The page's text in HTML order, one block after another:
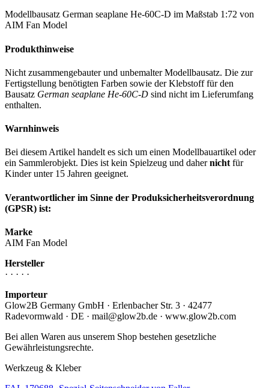
Modellbausatz German seaplane He-60C-D im Maßstab 1:72 von
AIM Fan Model
Produkthinweise
Nicht zusammengebauter und unbemalter Modellbausatz. Die zur
Fertigstellung benötigten Farben sowie der Klebstoff für den
Bausatz German seaplane He-60C-D sind nicht im Lieferumfang
enthalten.
Warnhinweis
Bei diesem Artikel handelt es sich um einen Modellbauartikel oder
ein Sammlerobjekt. Dies ist kein Spielzeug und dahernicht für
Kinder unter 15 Jahren geeignet.
Verantwortlicher im Sinne der Produksicherheitsverordnung
(GPSR) ist:
Marke
AIM Fan Model
Hersteller
· · · · ·
Importeur
Glow2B Germany GmbH · Erlenbacher Str. 3 · 42477
Radevormwald · DE · mail@glow2b.de · www.glow2b.com
Bei allen Waren aus unserem Shop bestehen gesetzliche
Gewährleistungsrechte.
Werkzeug & Kleber